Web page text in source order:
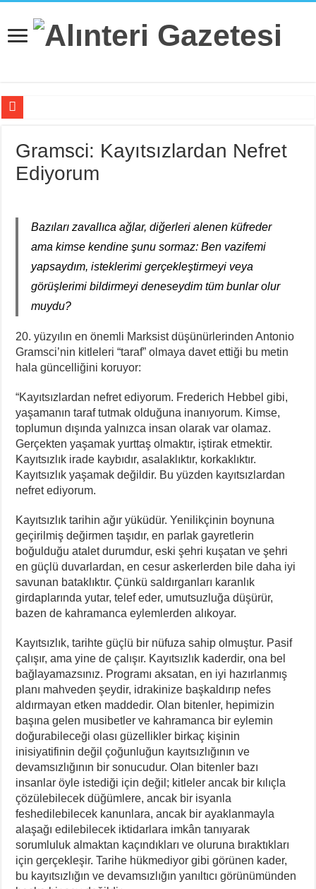
Doruk Madencilik İşçileri Bu Gözü Dönmüş Sömürü Çarkına Karşı
Kayapınar’a JES Projesi için Jandarma Eşliğinde İş Makineleri Girdi
“Siyasi Bilinç” Kavramının Unsurları
Beş Çocuğu İle ‘Deport Kampı’nda…
İsviçre’nin İade Ettiği Bahar Yalçınkaya Türkiye’de Tutuklandı
Lenin: “Engels’in Yaşamı Her İşçi Tarafından Bilinmelidir”
Gramsci: Kayıtsızlardan Nefret
Ediyorum
Bazıları zavallıca ağlar, diğerleri alenen küfreder
ama kimse kendine şunu sormaz: Ben vazifemi
yapsaydım, isteklerimi gerçekleştirmeyi veya
görüşlerimi bildirmeyi deneseydim tüm bunlar olur
muydu?
20. yüzyılın en önemli Marksist düşünürlerinden Antonio
Gramsci’nin kitleleri “taraf” olmaya davet ettiği bu metin
hala güncelliğini koruyor:
“Kayıtsızlardan nefret ediyorum. Frederich Hebbel gibi,
yaşamanın taraf tutmak olduğuna inanıyorum. Kimse,
toplumun dışında yalnızca insan olarak var olamaz.
Gerçekten yaşamak yurttaş olmaktır, iştirak etmektir.
Kayıtsızlık irade kaybıdır, asalaklıktır, korkaklıktır.
Kayıtsızlık yaşamak değildir. Bu yüzden kayıtsızlardan
nefret ediyorum.
Kayıtsızlık tarihin ağır yüküdür. Yenilikçinin boynuna
geçirilmiş değirmen taşıdır, en parlak gayretlerin
boğulduğu atalet durumdur, eski şehri kuşatan ve şehri
en güçlü duvarlardan, en cesur askerlerden bile daha iyi
savunan bataklıktır. Çünkü saldırganları karanlık
girdaplarında yutar, telef eder, umutsuzluğa düşürür,
bazen de kahramanca eylemlerden alıkoyar.
Kayıtsızlık, tarihte güçlü bir nüfuza sahip olmuştur. Pasif
çalışır, ama yine de çalışır. Kayıtsızlık kaderdir, ona bel
bağlayamazsınız. Programı aksatan, en iyi hazırlanmış
planı mahveden şeydir, idrakinize başkaldırıp nefes
aldırmayan etken maddedir. Olan bitenler, hepimizin
başına gelen musibetler ve kahramanca bir eylemin
doğurabileceği olası güzellikler birkaç kişinin
inisiyatifinin değil çoğunluğun kayıtsızlığının ve
devamsızlığının bir sonucudur. Olan bitenler bazı
insanlar öyle istediği için değil; kitleler ancak bir kılıçla
çözülebilecek düğümlere, ancak bir isyanla
feshedilebilecek kanunlara, ancak bir ayaklanmayla
alaşağı edilebilecek iktidarlara imkân tanıyarak
sorumluluk almaktan kaçındıkları ve oluruna bıraktıkları
için gerçekleşir. Tarihe hükmediyor gibi görünen kader,
bu kayıtsızlığın ve devamsızlığın yanıltıcı görünümünden